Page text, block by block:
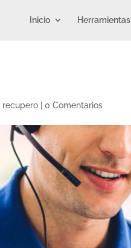
Inicio Herramientas
recupero |0 Comentarios